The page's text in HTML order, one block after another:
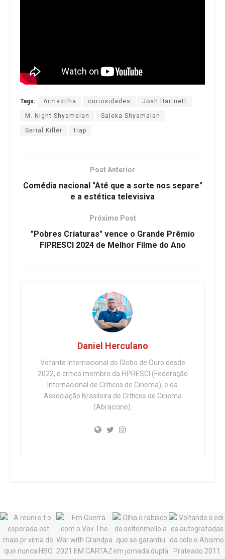
Tags: Armadilha curiosidades Josh Hartnett
M. Night Shyamalan Saleka Shyamalan
Serial Killer trap
Post Anterior
Comédia nacional "Até que a sorte nos separe"
e a estética televisiva
Próximo Post
"Pobres Criaturas" vence o Grande Prêmio
FIPRESCI 2024 de Melhor Filme do Ano
Daniel Herculano
Votante Internacional do Globo de Ouro desde
2022, é critico membro da FIPRESCI (Federação
Internacional de Críticos de Cinema), e da
Associação Brasileira de Críticos de Cinema
(Abraccine).